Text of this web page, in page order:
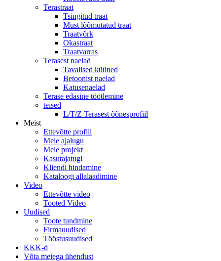
Terastraat
Tsingitud traat
Must lõõmutatud traat
Traatvõrk
Okastraat
Traatvarras
Terasest naelad
Tavalised küüned
Betoonist naelad
Katusenaelad
Terase edasine töötlemine
teised
L/T/Z Terasest õõnesprofiil
Meist
Ettevõtte profiil
Meie ajalugu
Meie projekt
Kasutajatugi
Kliendi hindamine
Kataloogi allalaadimine
Video
Ettevõtte video
Tooted Video
Uudised
Toote tundmine
Firmauudised
Tööstusuudised
KKK-d
Võta meiega ühendust